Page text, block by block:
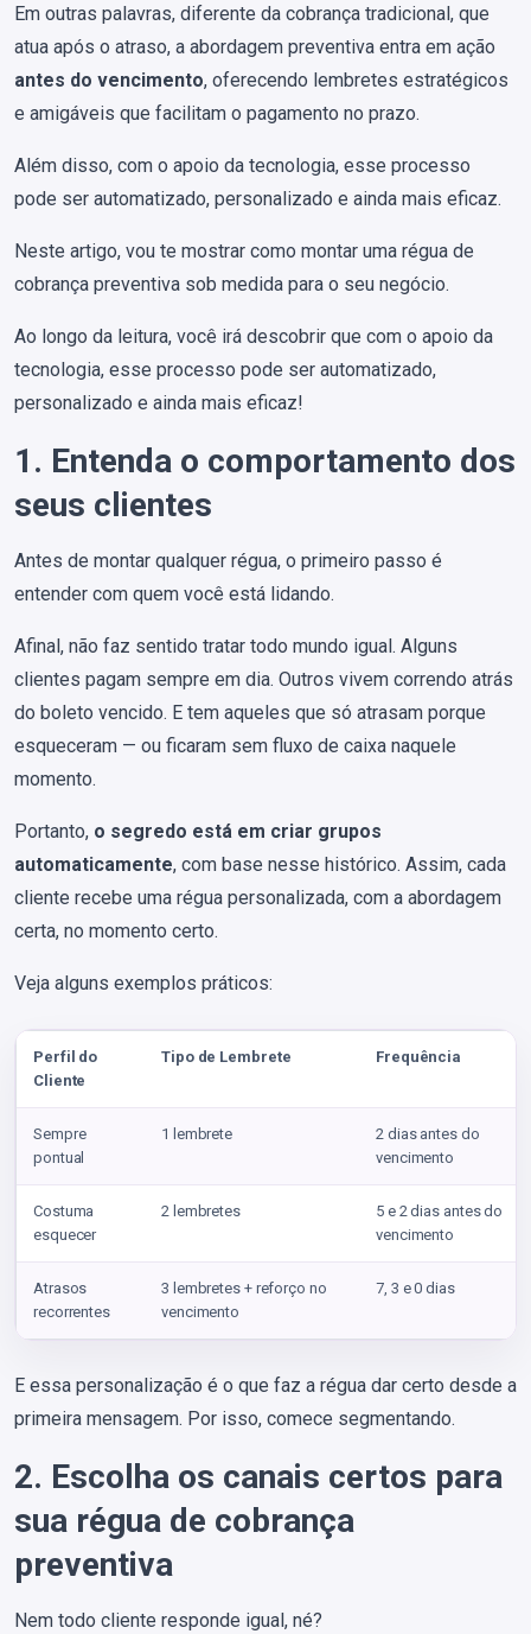
Em outras palavras, diferente da cobrança tradicional, que
atua após o atraso, a abordagem preventiva entra em ação
antes do vencimento, oferecendo lembretes estratégicos
e amigáveis que facilitam o pagamento no prazo.
Além disso, com o apoio da tecnologia, esse processo
pode ser automatizado, personalizado e ainda mais eficaz.
Neste artigo, vou te mostrar como montar uma régua de
cobrança preventiva sob medida para o seu negócio.
Ao longo da leitura, você irá descobrir que com o apoio da
tecnologia, esse processo pode ser automatizado,
personalizado e ainda mais eficaz!
1. Entenda o comportamento dos
seus clientes
Antes de montar qualquer régua, o primeiro passo é
entender com quem você está lidando.
Afinal, não faz sentido tratar todo mundo igual. Alguns
clientes pagam sempre em dia. Outros vivem correndo atrás
do boleto vencido. E tem aqueles que só atrasam porque
esqueceram — ou ficaram sem fluxo de caixa naquele
momento.
Portanto, o segredo está em criar grupos
automaticamente, com base nesse histórico. Assim, cada
cliente recebe uma régua personalizada, com a abordagem
certa, no momento certo.
Veja alguns exemplos práticos:
Perfil do
Cliente
Tipo de Lembrete Frequência
Sempre
pontual
1 lembrete
2 dias antes do
vencimento
Costuma
esquecer
2 lembretes
5 e 2 dias antes do
vencimento
Atrasos
recorrentes
3 lembretes + reforço no
vencimento
7, 3 e 0 dias
E essa personalização é o que faz a régua dar certo desde a
primeira mensagem. Por isso, comece segmentando.
2. Escolha os canais certos para
sua régua de cobrança
preventiva
Nem todo cliente responde igual, né?